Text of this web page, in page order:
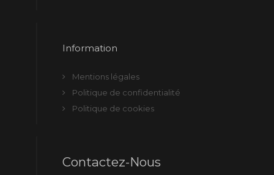
Information
Mentions légales
Politique de confidentialité
Politique de cookies
Contactez-Nous